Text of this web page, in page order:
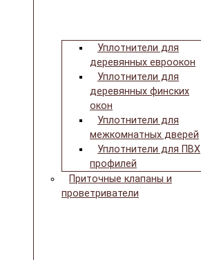
Уплотнители для
деревянных евроокон
Уплотнители для
деревянных финских
окон
Уплотнители для
межкомнатных дверей
Уплотнители для ПВХ
профилей
Приточные клапаны и
проветриватели